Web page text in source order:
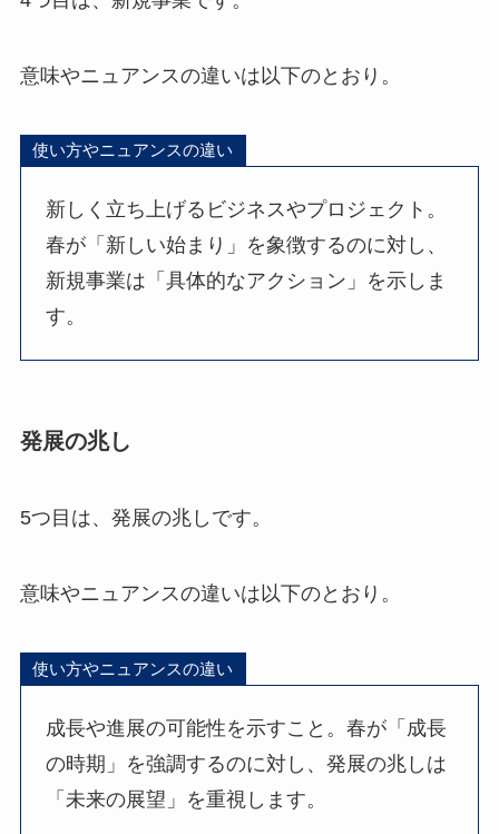
意味やニュアンスの違いは以下のとおり。
使い方やニュアンスの違い
新しく立ち上げるビジネスやプロジェクト。
春が「新しい始まり」を象徴するのに対し、
新規事業は「具体的なアクション」を示しま
す。
発展の兆し
5つ目は、発展の兆しです。
意味やニュアンスの違いは以下のとおり。
使い方やニュアンスの違い
成長や進展の可能性を示すこと。春が「成長
の時期」を強調するのに対し、発展の兆しは
「未来の展望」を重視します。